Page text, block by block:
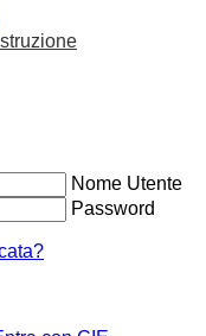
Nome Utente
Password